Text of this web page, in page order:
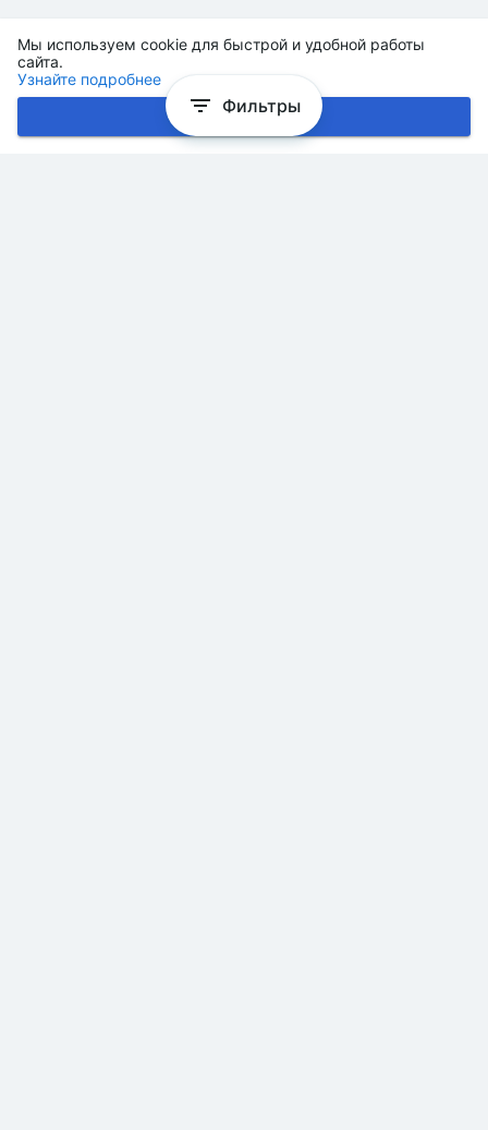
Мы используем cookie для быстрой и удобной работы
сайта.
Узнайте подробнее
Хорошо
Фильтры